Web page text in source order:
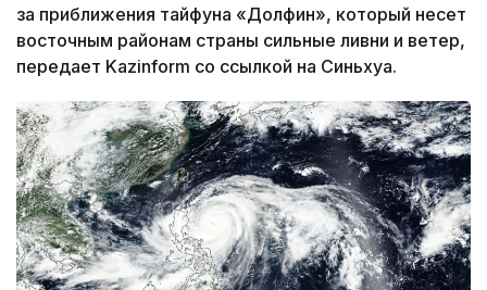
за приближения тайфуна «Долфин», который несет
восточным районам страны сильные ливни и ветер,
передает Kazinform со ссылкой на Синьхуа.